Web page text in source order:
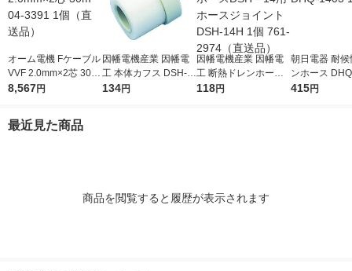
オーム電機 Fケーブル
VVF 2.0mm×2芯 30m
04-3391 1個（直送
8,567円
因幡電機産業 因幡電
工 本体カフス DSH-1
4C 1個 761-2966（直
134円
因幡電機産業 因幡電
工 断熱ドレンホースD
SHー14用ホースジョ
118円
朝日電器 耐候
ンホース
個
415円
最近見た商品
商品を閲覧すると履歴が表示されます